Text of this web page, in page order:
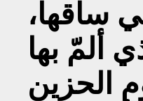
ساقها،
ألمّ بها